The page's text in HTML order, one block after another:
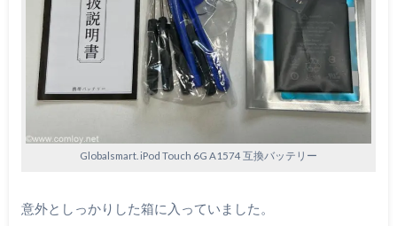
Globalsmart. iPod Touch 6G A1574 互換バッテリー
意外としっかりした箱に入っていました。